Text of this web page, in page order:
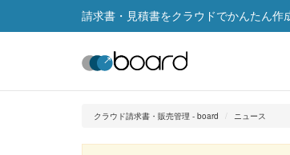
請求書・見積書をクラウドでかんたん作
クラウド請求書・販売管理 - board ニュース